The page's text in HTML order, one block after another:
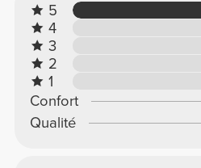
5
4
3
2
1
Confort
Qualité